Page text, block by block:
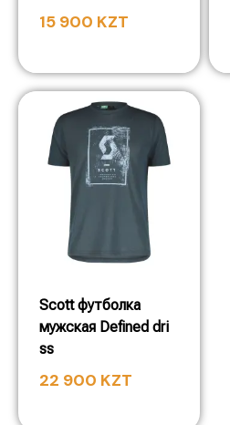
15 900 KZT
Scott футболка
мужская Defined dri
ss
22 900 KZT